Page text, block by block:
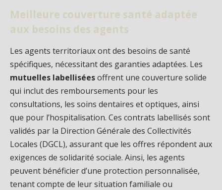
Meilleure couverture santé adaptée
aux besoins des agents
Les agents territoriaux ont des besoins de santé
spécifiques, nécessitant des garanties adaptées. Les
mutuelles labelliséesoffrent une couverture solide
qui inclut des remboursements pour les
consultations, les soins dentaires et optiques, ainsi
que pour l’hospitalisation. Ces contrats labellisés sont
validés par la Direction Générale des Collectivités
Locales (DGCL), assurant que les offres répondent aux
exigences de solidarité sociale. Ainsi, les agents
peuvent bénéficier d’une protection personnalisée,
tenant compte de leur situation familiale ou